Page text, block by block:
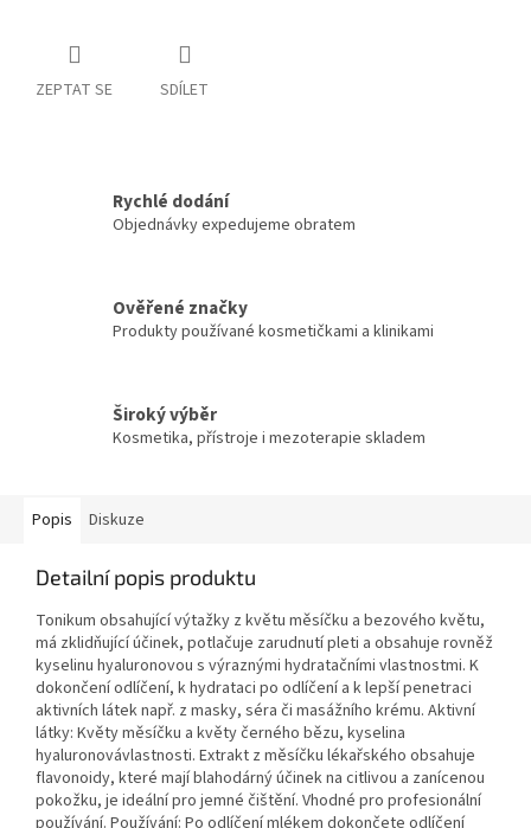
ZEPTAT SE SDÍLET
Rychlé dodání
Objednávky expedujeme obratem
Ověřené značky
Produkty používané kosmetičkami a klinikami
Široký výběr
Kosmetika, přístroje i mezoterapie skladem
Popis Diskuze
Detailní popis produktu
Tonikum obsahující výtažky z květu měsíčku a bezového květu,
má zklidňující účinek, potlačuje zarudnutí pleti a obsahuje rovněž
kyselinu hyaluronovou s výraznými hydratačními vlastnostmi. K
dokončení odlíčení, k hydrataci po odlíčení a k lepší penetraci
aktivních látek např. z masky, séra či masážního krému. Aktivní
látky: Květy měsíčku a květy černého bězu, kyselina
hyaluronovávlastnosti. Extrakt z měsíčku lékařského obsahuje
flavonoidy, které mají blahodárný účinek na citlivou a zanícenou
pokožku, je ideální pro jemné čištění. Vhodné pro profesionální
používání. Používání: Po odlíčení mlékem dokončete odlíčení